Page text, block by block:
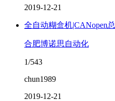
2019-12-21
全自动糊盒机|CANopen
合肥博诺思自动化
1/543
chun1989
2019-12-21